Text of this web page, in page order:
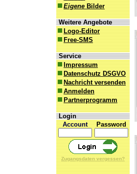
Eigene Bilder
Weitere Angebote
Logo-Editor
Free-SMS
Service
Impressum
Datenschutz DSGVO
Nachricht versenden
Anmelden
Partnerprogramm
Login
Account
Password
Zugangsdaten vergessen?